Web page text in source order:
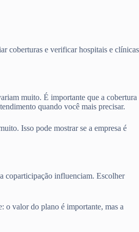
coberturas e verificar hospitais e clínicas
muito. É importante que a cobertura
quando você mais precisar.
Isso pode mostrar se a empresa é
coparticipação influenciam. Escolher
o valor do plano é importante, mas a